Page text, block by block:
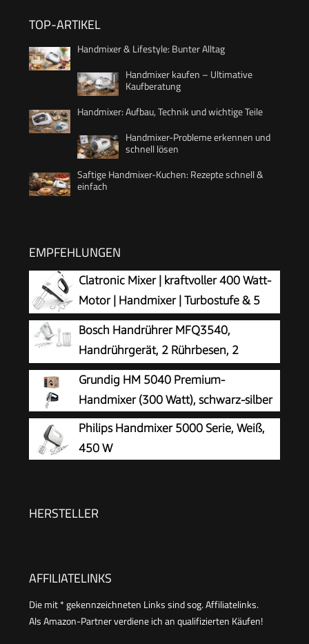
TOP-ARTIKEL
Handmixer & Lifestyle: Bunter Alltag
Handmixer kaufen – Ultimative
Kaufberatung
Handmixer: Aufbau, Technik und wichtige Teile
Handmixer-Probleme erkennen und
schnell lösen
Saftige Handmixer-Kuchen: Rezepte schnell &
einfach
EMPFEHLUNGEN
Clatronic Mixer | kraftvoller 400 Watt-
Motor | Handmixer | Turbostufe & 5
Geschwindigkeitsstufen |
Handrührgerät | spülmaschinengeeignete
Edelstahlquirle und -knethaken | HM 3775
Bosch Handrührer MFQ3540,
Handrührgerät, 2 Rührbesen, 2
Edelstahl-Knethaken, spülmaschinengeeignet, 5
Stufen, Pürierstab, Mixbecher, 450 W, weiß
Grundig HM 5040 Premium-
Handmixer (300 Watt), schwarz-silber
Philips Handmixer 5000 Serie, Weiß,
450 W
HERSTELLER
AFFILIATELINKS
Die mit * gekennzeichneten Links sind sog. Affiliatelinks.
Als Amazon-Partner verdiene ich an qualifizierten Käufen!